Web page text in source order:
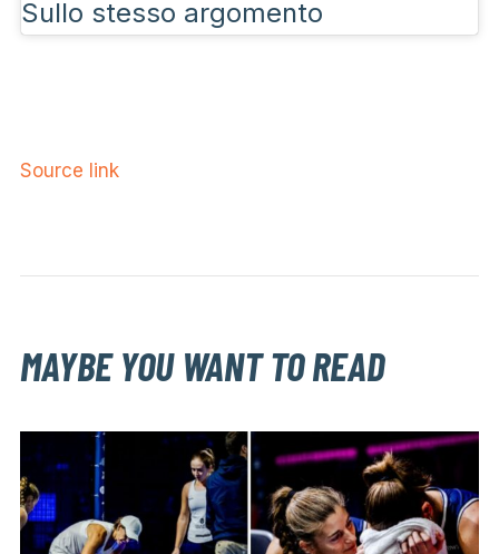
Sullo stesso argomento
Source link
MAYBE YOU WANT TO READ